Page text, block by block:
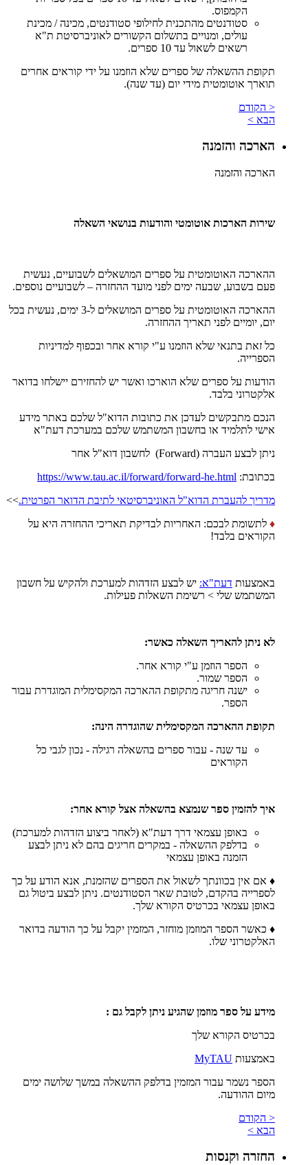
הקמפוס.
סטודנטים מהתכנית לחילופי סטודנטים, מכינה / מכינת
עולים, ומנויים בתשלום הקשורים לאוניברסיטת ת"א
רשאים לשאול עד 10 ספרים.
תקופת ההשאלה של ספרים שלא הוזמנו על ידי קוראים אחרים
תוארך אוטומטית מידי יום (עד שנה).
< הקודם
הבא >
הארכה והזמנה
הארכה והזמנה
שירות הארכות אוטומטי והודעות בנושאי השאלה
ההארכה האוטומטית על ספרים המושאלים לשבועיים, נעשית
פעם בשבוע, שבעה ימים לפני מועד ההחזרה – לשבועיים נוספים.
ההארכה האוטומטית על ספרים המושאלים ל-3 ימים, נעשית בכל
יום, יומיים לפני תאריך ההחזרה.
כל זאת בתנאי שלא הוזמנו ע"י קורא אחר ובכפוף למדיניות
הספרייה.
הודעות על ספרים שלא הוארכו ואשר יש להחזירם יישלחו בדואר
אלקטרוני בלבד.
הנכם מתבקשים לעדכן את כתובות הדוא"ל שלכם באתר מידע
אישי לתלמיד או בחשבון המשתמש שלכם במערכת דעת"א
ניתן לבצע העברה (Forward) לחשבון דוא"ל אחר ​
בכתובת: https://www.tau.ac.il/forward/forward-he.html
מדריך להעברת הדוא"ל האוניברסיטאי לתיבת הדואר הפרטית.>>
♦ לתשומת לבכם: האחריות לבדיקת תאריכי ההחזרה היא על
הקוראים בלבד!
באמצעות דעת"א: יש לבצע הזדהות למערכת ולהקיש על חשבון
המשתמש שלי > רשימת השאלות פעילות.
לא ניתן להאריך השאלה כאשר:
הספר הוזמן ע"י קורא אחר.
הספר שמור.
ישנה חריגה מתקופת ההארכה המקסימלית המוגדרת עבור
הספר.
תקופת ההארכה המקסימלית שהוגדרה הינה:
עד שנה - עבור ספרים בהשאלה רגילה - נכון לגבי כל
הקוראים
איך להזמין ספר שנמצא בהשאלה אצל קורא אחר:
באופן עצמאי דרך דעת"א (לאחר ביצוע הזדהות למערכת)
בדלפק ההשאלה - במקרים חריגים בהם לא ניתן לבצע
הזמנה באופן עצמאי
♦ אם אין בכוונתך לשאול את הספרים שהזמנת, אנא הודע על כך
לספרייה בהקדם, לטובת שאר הסטודנטים. ניתן לבצע ביטול גם
באופן עצמאי בכרטיס הקורא שלך.
♦ כאשר הספר המוזמן מוחזר, המזמין יקבל על כך הודעה בדואר
האלקטרוני שלו.
מידע על ספר מוזמן שהגיע ניתן לקבל גם :
בכרטיס הקורא שלך
באמצעות MyTAU
הספר נשמר עבור המזמין בדלפק ההשאלה במשך שלושה ימים
מיום ההודעה.
< הקודם
הבא >
החזרה וקנסות